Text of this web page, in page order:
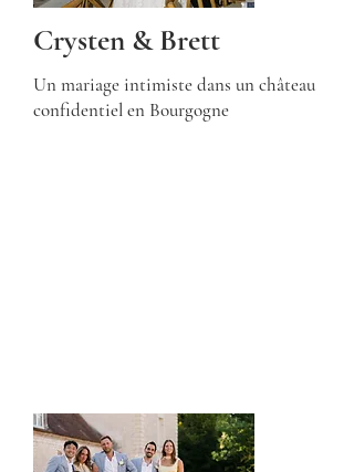
Crysten & Brett
Un mariage intimiste dans un château
confidentiel en Bourgogne